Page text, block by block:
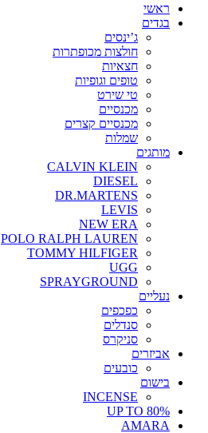
ראשי
בגדים
ג’ינסים
חולצות מכופתרות
חצאיות
טופים וגופיות
טי שירט
מכנסיים
מכנסיים קצרים
שמלות
מותגים
CALVIN KLEIN
DIESEL
DR.MARTENS
LEVIS
NEW ERA
POLO RALPH LAUREN
TOMMY HILFIGER
UGG
SPRAYGROUND
נעליים
כפכפים
סנדלים
סניקרס
אביזרים
כובעים
בישום
INCENSE
UP TO 80%
AMARA